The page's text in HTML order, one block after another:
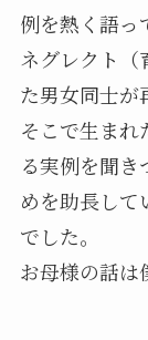
例を熱く語っ
ネグレクト（
た男女同士が
そこで生ま
る実例を聞
めを助長し
でした。
お母様の話は